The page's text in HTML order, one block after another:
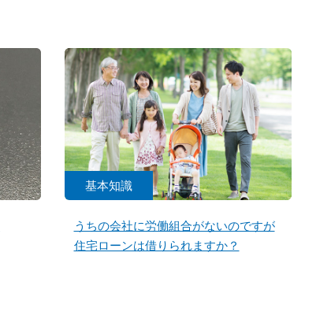
基本知識
うちの会社に労働組合がないのですが
住宅ローンは借りられますか？